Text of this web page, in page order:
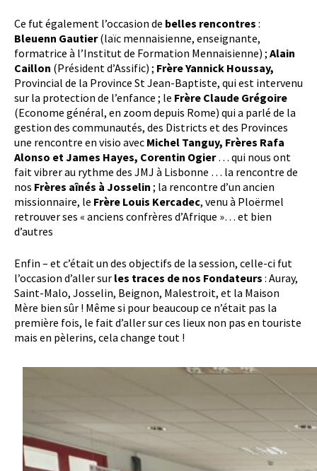
Ce fut également l’occasion de belles rencontres :
Bleuenn Gautier(laïc mennaisienne, enseignante,
formatrice à l’Institut de Formation Mennaisienne) ; Alain
Caillon (Président d’Assific) ; Frère Yannick Houssay,
Provincial de la Province St Jean-Baptiste, qui est intervenu
sur la protection de l’enfance ; le Frère Claude Grégoire
(Econome général, en zoom depuis Rome) qui a parlé de la
gestion des communautés, des Districts et des Provinces
une rencontre en visio avec Michel Tanguy, Frères Rafa
Alonso et James Hayes, Corentin Ogier… qui nous ont
fait vibrer au rythme des JMJ à Lisbonne … la rencontre de
nos Frères aînés à Josselin ; la rencontre d’un ancien
missionnaire, le Frère Louis Kercadec, venu à Ploërmel
retrouver ses « anciens confrères d’Afrique »… et bien
d’autres
Enfin – et c’était un des objectifs de la session, celle-ci fut
l’occasion d’aller sur les traces de nos Fondateurs : Auray,
Saint-Malo, Josselin, Beignon, Malestroit, et la Maison
Mère bien sûr ! Même si pour beaucoup ce n’était pas la
première fois, le fait d’aller sur ces lieux non pas en touriste
mais en pèlerins, cela change tout !